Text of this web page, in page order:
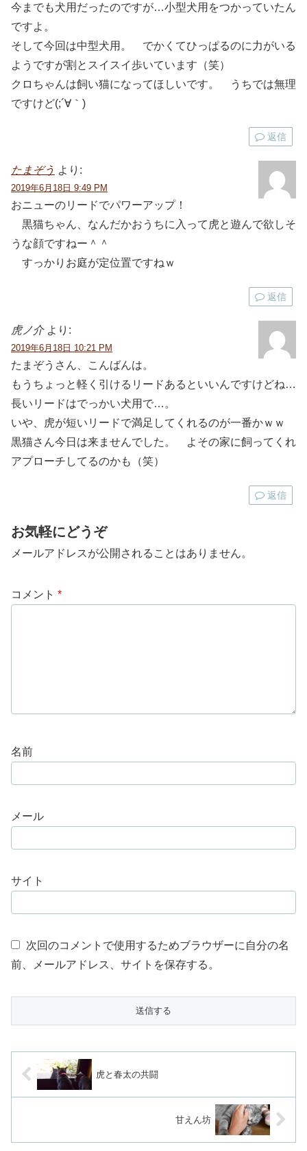
今までも犬用だったのですが…小型犬用をつかっていたん
ですよ。
そして今回は中型犬用。 でかくてひっぱるのに力がいる
ようですが割とスイスイ歩いています（笑）
クロちゃんは飼い猫になってほしいです。 うちでは無理
ですけど(;´∀｀)
返信
たまぞう より:
2019年6月18日 9:49 PM
おニューのリードでパワーアップ！
黒猫ちゃん、なんだかおうちに入って虎と遊んで欲しそ
うな顔ですねー＾＾
すっかりお庭が定位置ですねｗ
返信
虎ノ介 より:
2019年6月18日 10:21 PM
たまぞうさん、こんばんは。
もうちょっと軽く引けるリードあるといいんですけどね…
長いリードはでっかい犬用で…。
いや、虎が短いリードで満足してくれるのが一番かｗｗ
黒猫さん今日は来ませんでした。 よその家に飼ってくれ
アプローチしてるのかも（笑）
返信
お気軽にどうぞ
メールアドレスが公開されることはありません。
コメント *
名前
メール
サイト
次回のコメントで使用するためブラウザーに自分の名
前、メールアドレス、サイトを保存する。
虎と春太の共闘
甘えん坊